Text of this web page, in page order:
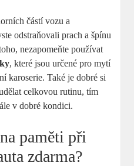
částí vozu a
odstraňovali prach a špínu
nezapomeňte používat
, které jsou určené pro mytí
karoserie. Také ‍je dobré si
celkovou rutinu, ⁢tím
v dobré kondici.
​paměti při
‍zdarma?